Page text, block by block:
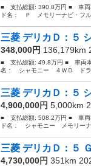
■ 支払総額: 390.8万円 ■ 車
ド名： Ｐ メモリーナビ・フ
三菱 デリカＤ：５
348,000円 136,179km
■ 支払総額: 49.8万円 ■ 車両
名： シャモニー ４ＷＤ ド
三菱 デリカＤ：５
4,900,000円 5,000km
■ 支払総額: 508.2万円 ■ 車
ド名： シャモニー メモリー
三菱 デリカＤ：５
4,730,000円 351km